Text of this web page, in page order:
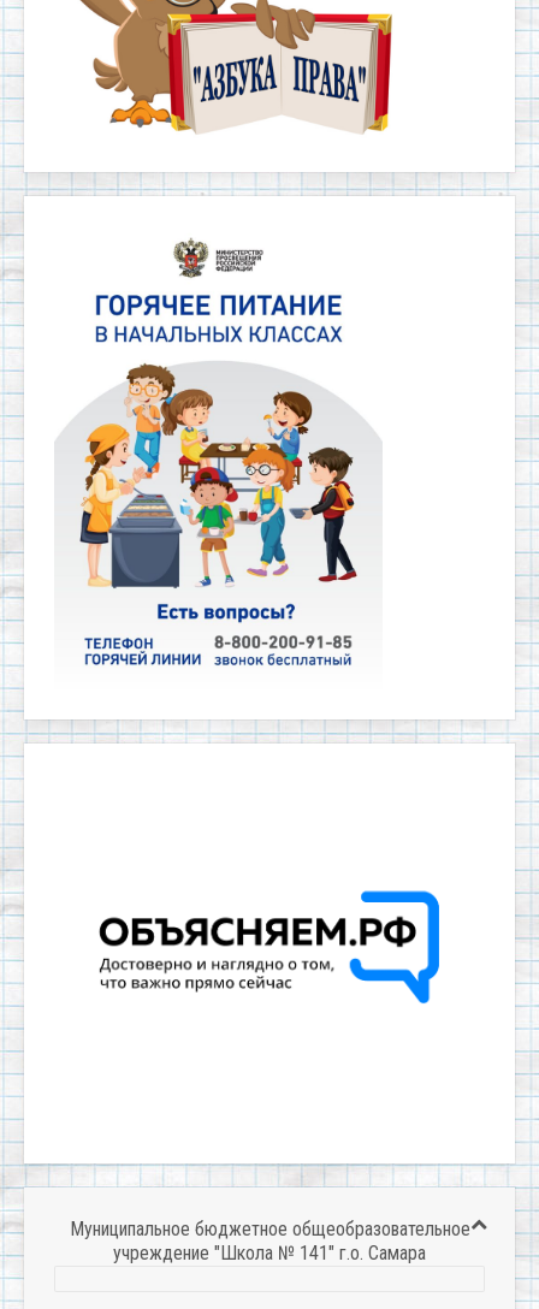
Муниципальное бюджетное общеобразовательное
учреждение "Школа № 141" г.о. Самара